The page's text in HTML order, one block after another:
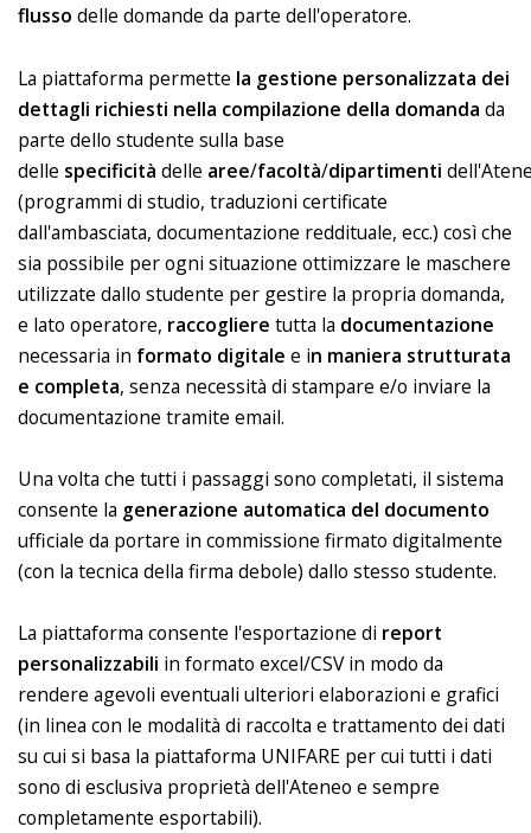
flusso delle domande da parte dell'operatore.
La piattaforma permette la gestione personalizzata dei
dettagli richiesti nella compilazione della domanda da
parte dello studente sulla base
delle specificità delle aree/facoltà/dipartimenti
(programmi di studio, traduzioni certificate
dall'ambasciata, documentazione reddituale, ecc.) così che
sia possibile per ogni situazione ottimizzare le maschere
utilizzate dallo studente per gestire la propria domanda,
e lato operatore, raccogliere tutta la documentazione
necessaria in formato digitale e in maniera strutturata
e completa, senza necessità di stampare e/o inviare la
documentazione tramite email.
Una volta che tutti i passaggi sono completati, il sistema
consente la generazione automatica del documento
ufficiale da portare in commissione firmato digitalmente
(con la tecnica della firma debole) dallo stesso studente.
La piattaforma consente l'esportazione di report
personalizzabili in formato excel/CSV in modo da
rendere agevoli eventuali ulteriori elaborazioni e grafici
(in linea con le modalità di raccolta e trattamento dei dati
su cui si basa la piattaforma UNIFARE per cui tutti i dati
sono di esclusiva proprietà dell'Ateneo e sempre
completamente esportabili).